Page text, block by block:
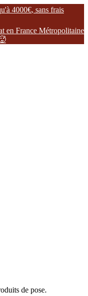
u'à 4000€, sans frais
t en France Métropolitaine
de pose.